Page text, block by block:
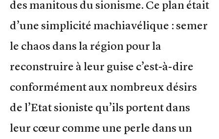
des manitous du sionisme. Ce plan était
d’une simplicité machiavélique : semer
le chaos dans la région pour la
reconstruire à leur guise c’est-à-dire
conformément aux nombreux désirs
de l’Etat sioniste qu’ils portent dans
leur cœur comme une perle dans un